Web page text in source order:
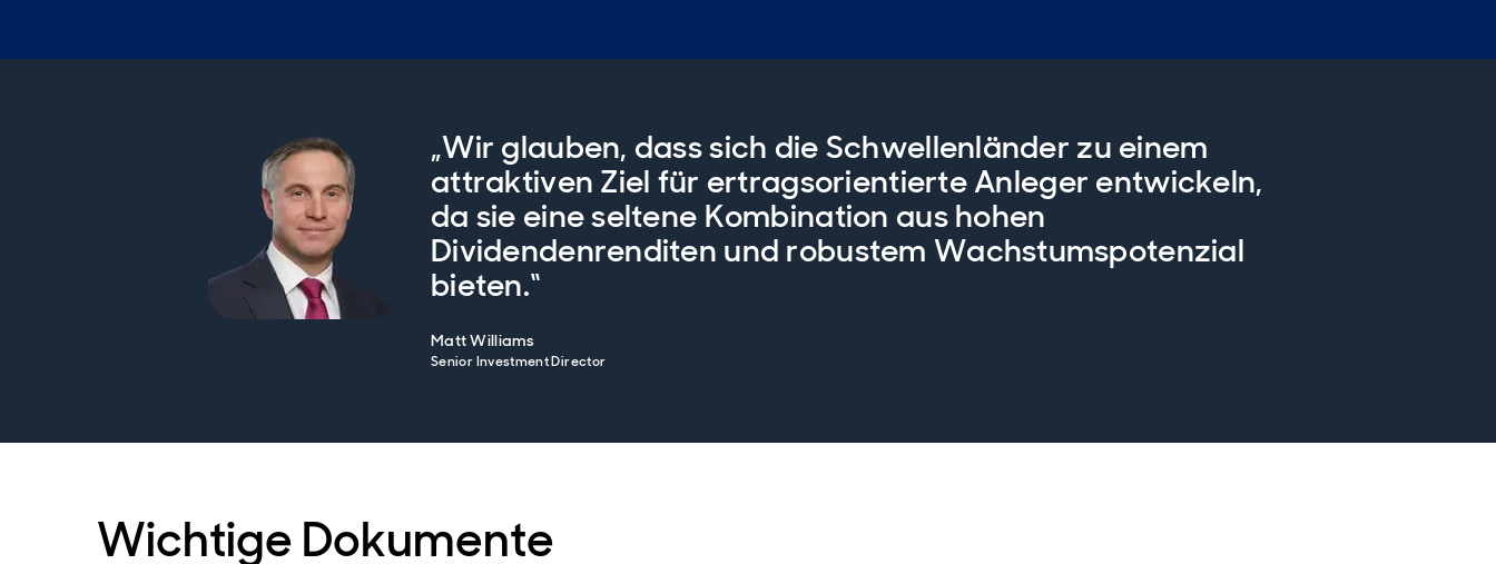
„Wir glauben, dass sich die Schwellenländer zu einem
attraktiven Ziel für ertragsorientierte Anleger entwickeln,
da sie eine seltene Kombination aus hohen
Dividendenrenditen und robustem Wachstumspotenzial
bieten.“
Matt Williams
Senior Investment Director
Wichtige Dokumente